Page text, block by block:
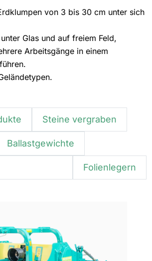
von 3 bis 30 cm unter sich
Glas und auf freiem Feld,
Arbeitsgänge in einem
Steine vergraben
Ballastgewichte
Folienlegern